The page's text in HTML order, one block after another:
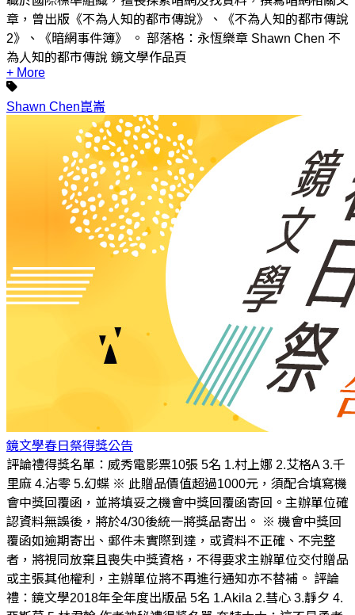
章，曾出版《不為人知的都市傳說》、《不為人知的都市傳說
2》、《暗網事件簿》 。 部落格：永恆樂章 Shawn Chen 不
為人知的都市傳說 鏡文學作品頁
+ More
Shawn Chen崑崙
鏡文學春日祭得獎公告
評論禮得獎名單：威秀電影票10張 5名 1.村上娜 2.艾格A 3.千
里麻 4.沾零 5.幻蝶 ※ 此贈品價值超過1000元，須配合填寫機
會中獎回覆函，並將填妥之機會中獎回覆函寄回。主辦單位確
認資料無誤後，將於4/30後統一將獎品寄出。 ※ 機會中獎回
覆函如逾期寄出、郵件未實際到達，或資料不正確、不完整
者，將視同放棄且喪失中獎資格，不得要求主辦單位交付贈品
或主張其他權利，主辦單位將不再進行通知亦不替補。 評論
禮：鏡文學2018年全年度出版品 5名 1.Akila 2.彗心 3.靜夕 4.